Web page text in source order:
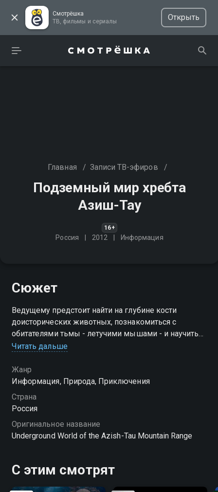
Смотрёшка
ТВ, фильмы и сериалы
Открыть
Главная / Записи ТВ-эфиров /
Подземный мир хребта
Азиш-Тау
16+
Россия 2012 Информация
Сюжет
Ведущему предстоит найти на глубине кости
доисторических животных, познакомиться с
обитателями тьмы - летучими мышами - и научиться
проходить затопленные пещеры с аквалангом
Читать дальше
Жанр
Информация, Природа, Приключения
Страна
Россия
Оригинальное название
Underground World of the Azish-Tau Mountain Range
С этим смотрят